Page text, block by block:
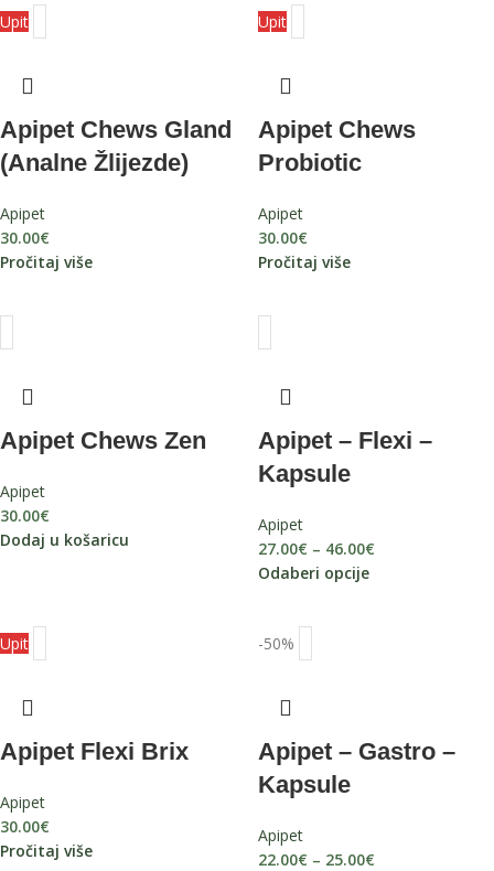
Upit
Apipet Chews Gland
(Analne Žlijezde)
Apipet
30.00€
Pročitaj više
Upit
Apipet Chews
Probiotic
Apipet
30.00€
Pročitaj više
Apipet Chews Zen
Apipet
30.00€
Dodaj u košaricu
Apipet – Flexi –
Kapsule
Apipet
27.00€ – 46.00€
Odaberi opcije
Upit
Apipet Flexi Brix
Apipet
30.00€
Pročitaj više
-50%
Apipet – Gastro –
Kapsule
Apipet
22.00€ – 25.00€